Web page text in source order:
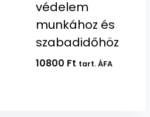
védelem
munkához és
szabadidőhöz
10800 Ft tart. ÁFA